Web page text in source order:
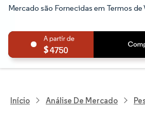
Mercado são Fornecidas em Termos de
4750
Início Análise De Mercado